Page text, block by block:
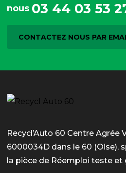
nous 03 44 03 53
CONTACTEZ NOUS PAR
Recycl’Auto 60 Centre Agrée
6000034D dans le 60 (Oise),
la pièce de Réemploi teste et